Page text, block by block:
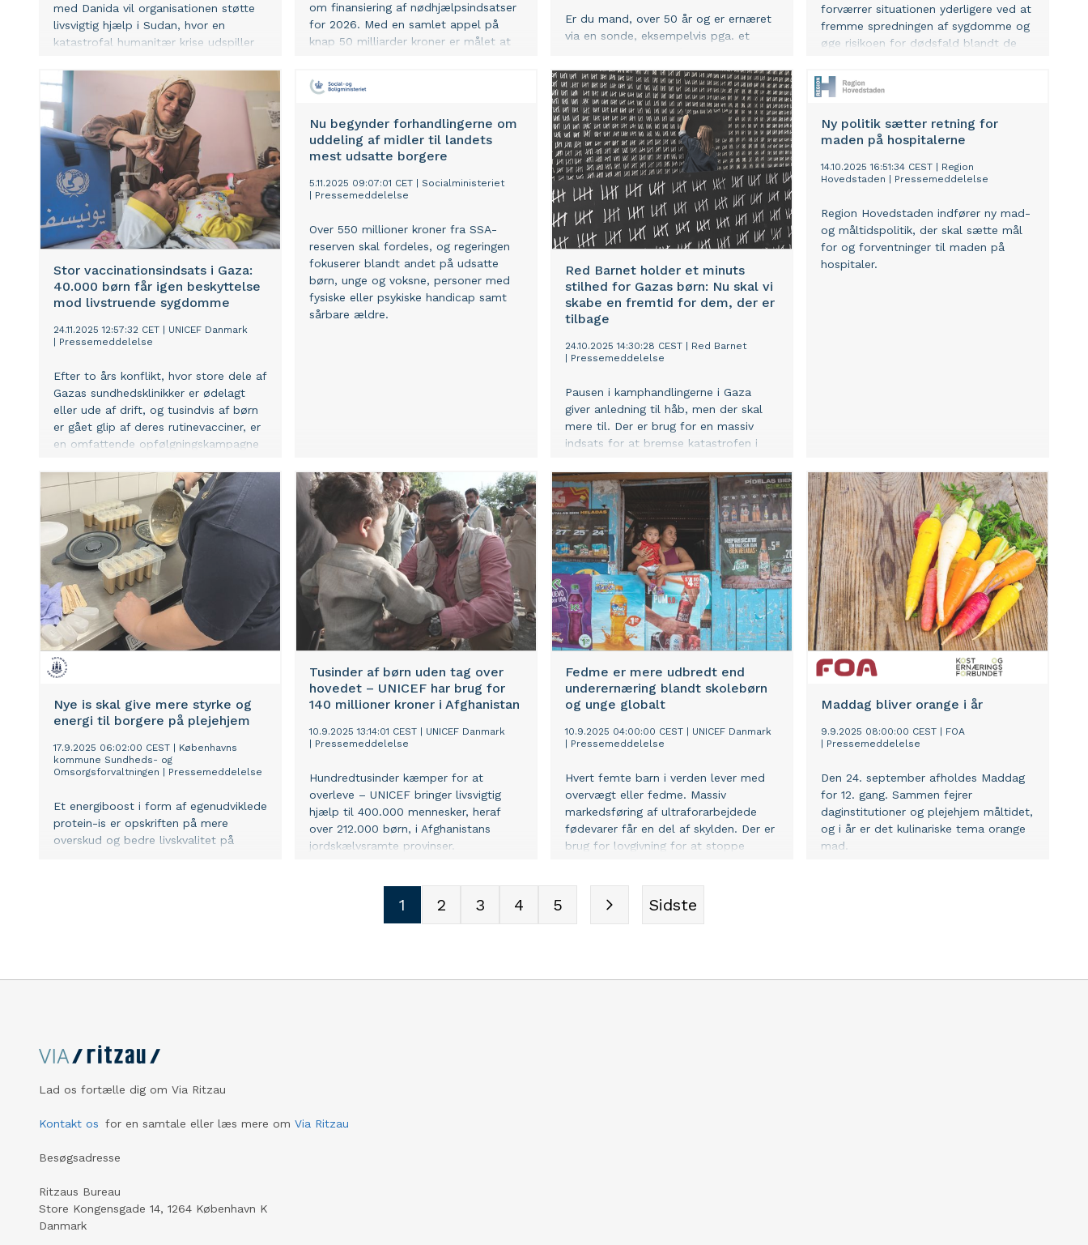
med Danida vil organisationen støtte
livsvigtig hjælp i Sudan, hvor en
katastrofal humanitær krise udspiller
om finansiering af nødhjælpsindsatser
for 2026. Med en samlet appel på
knap 50 milliarder kroner er målet at
og de voksende konsekvenser af
Er du mand, over 50 år og er ernæret
via en sonde, eksempelvis pga. et
for lungebetændelse, viser et nyt
prognostisk redskab for netop
lungebetændelse udviklet på
Regionshospitalet Hammel
Neurocenter i Hospitalsenhed Midt.
forværrer situationen yderligere ved at
fremme spredningen af sygdomme og
øge risikoen for dødsfald blandt de
Stor vaccinationsindsats i Gaza:
40.000 børn får igen beskyttelse
mod livstruende sygdomme
24.11.2025 12:57:32 CET
UNICEF Danmark
Pressemeddelelse
Efter to års konflikt, hvor store dele af
Gazas sundhedsklinikker er ødelagt
eller ude af drift, og tusindvis af børn
er gået glip af deres rutinevacciner, er
en omfattende opfølgningskampagne
hvor sundhedssystemet stort set er
brudt sammen – og kan kun lade sig
gøre med humanitær adgang og
våbenhvile.
Nu begynder forhandlingerne om
uddeling af midler til landets
mest udsatte borgere
5.11.2025 09:07:01 CET
Socialministeriet
Pressemeddelelse
Over 550 millioner kroner fra SSA-
reserven skal fordeles, og regeringen
fokuserer blandt andet på udsatte
børn, unge og voksne, personer med
fysiske eller psykiske handicap samt
sårbare ældre.
Red Barnet holder et minuts
stilhed for Gazas børn: Nu skal vi
skabe en fremtid for dem, der er
tilbage
24.10.2025 14:30:28 CEST
Red Barnet
Pressemeddelelse
Pausen i kamphandlingerne i Gaza
giver anledning til håb, men der skal
mere til. Der er brug for en massiv
indsats for at bremse katastrofen i
enormt.
Ny politik sætter retning for
maden på hospitalerne
14.10.2025 16:51:34 CEST
Region
Hovedstaden
Pressemeddelelse
Region Hovedstaden indfører ny mad-
og måltidspolitik, der skal sætte mål
for og forventninger til maden på
hospitaler. ​
Nye is skal give mere styrke og
energi til borgere på plejehjem
17.9.2025 06:02:00 CEST
Københavns
kommune Sundheds- og
Omsorgsforvaltningen
Pressemeddelelse
Et energiboost i form af egenudviklede
protein-is er opskriften på mere
overskud og bedre livskvalitet på
Tusinder af børn uden tag over
hovedet – UNICEF har brug for
140 millioner kroner i Afghanistan
10.9.2025 13:14:01 CEST
UNICEF Danmark
Pressemeddelelse
Hundredtusinder kæmper for at
overleve – UNICEF bringer livsvigtig
hjælp til 400.000 mennesker, heraf
over 212.000 børn, i Afghanistans
jordskælvsramte provinser.
Fedme er mere udbredt end
underernæring blandt skolebørn
og unge globalt
10.9.2025 04:00:00 CEST
UNICEF Danmark
Pressemeddelelse
Hvert femte barn i verden lever med
overvægt eller fedme. Massiv
markedsføring af ultraforarbejdede
fødevarer får en del af skylden. Der er
brug for lovgivning for at stoppe
Maddag bliver orange i år
9.9.2025 08:00:00 CEST
FOA
Pressemeddelelse
Den 24. september afholdes Maddag
for 12. gang. Sammen fejrer
daginstitutioner og plejehjem måltidet,
og i år er det kulinariske tema orange
mad.
1 2 3 4 5 Sidste
Lad os fortælle dig om Via Ritzau
Kontakt os for en samtale eller læs mere om Via Ritzau
Besøgsadresse
Ritzaus Bureau
Store Kongensgade 14, 1264 København K
Danmark